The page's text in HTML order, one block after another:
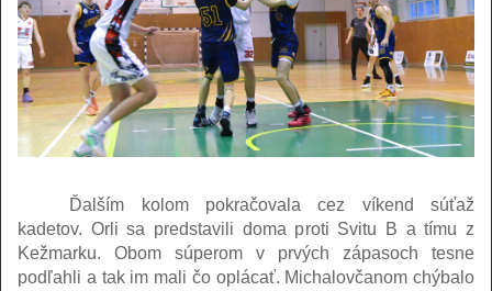
Ďalším kolom pokračovala cez víkend súťaž
kadetov. Orli sa predstavili doma proti Svitu B a tímu z
Kežmarku. Obom súperom v prvých zápasoch tesne
podľahli a tak im mali čo oplácať. Michalovčanom chýbalo